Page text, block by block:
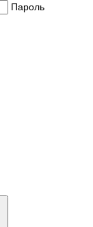
Пароль